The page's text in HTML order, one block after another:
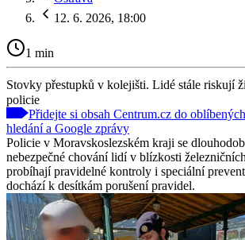
12. 6. 2026, 18:00
1 min
Stovky přestupků v kolejišti. Lidé stále riskují
policie
Přidejte si obsah Centrum.cz do
hledání a Google zprávy
Policie v Moravskoslezském kraji se
nebezpečné chování lidí v blízkosti
probíhají pravidelné kontroly i speciální
dochází k desítkám porušení pravidel.